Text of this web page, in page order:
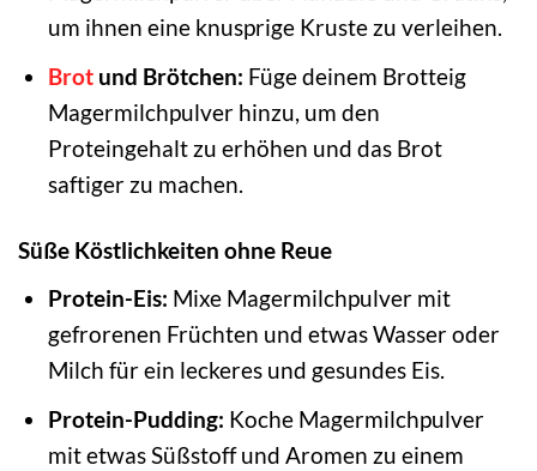
um ihnen eine knusprige Kruste zu verleihen.
Brotund Brötchen: Füge deinem Brotteig
Magermilchpulver hinzu, um den
Proteingehalt zu erhöhen und das Brot
saftiger zu machen.
Süße Köstlichkeiten ohne Reue
Protein-Eis: Mixe Magermilchpulver mit
gefrorenen Früchten und etwas Wasser oder
Milch für ein leckeres und gesundes Eis.
Protein-Pudding: Koche Magermilchpulver
mit etwas Süßstoff und Aromen zu einem